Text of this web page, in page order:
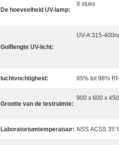
De hoeveelheid UV-lamp:
8 stuks
Golflengte UV-licht:
UV-A:315-
luchtvochtigheid: 85% tot 98% RH
Grootte van de testruimte:
900 x 600 x
Laboratoriumtemperatuur: NSS.ACSS